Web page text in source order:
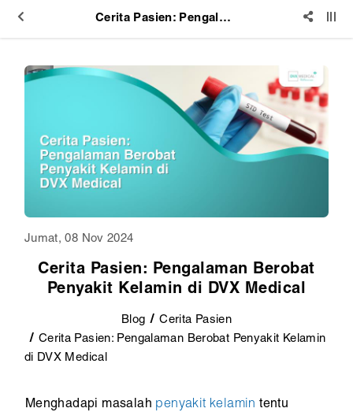
Cerita Pasien: Pengalaman Berobat Penyakit Kelamin di DVX Medical
Jumat, 08 Nov 2024
Cerita Pasien: Pengalaman Berobat
Penyakit Kelamin di DVX Medical
Blog
Cerita Pasien
Cerita Pasien: Pengalaman Berobat Penyakit Kelamin
di DVX Medical
Menghadapi masalah penyakit kelamin tentu